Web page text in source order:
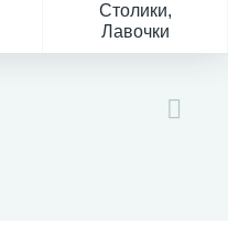
Столики,
Лавочки